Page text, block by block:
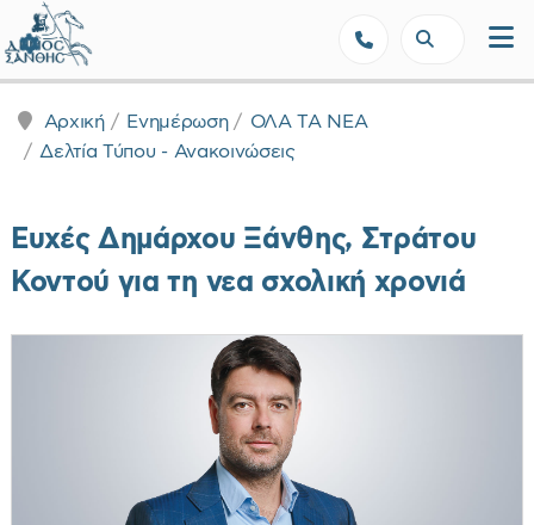
Αρχική Ενημέρωση
ΟΛΑ ΤΑ ΝΕΑ
Δελτία Τύπου - Ανακοινώσεις
Ευχές Δημάρχου Ξάνθης, Στράτου
Κοντού για τη νεα σχολική χρονιά